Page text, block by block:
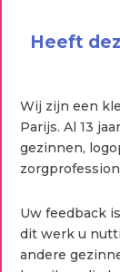
Heeft
Wij zijn een
Parijs. Al 13
gezinnen,
Uw feedback
dit werk u
andere